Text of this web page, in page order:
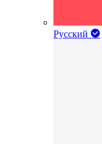
Русский